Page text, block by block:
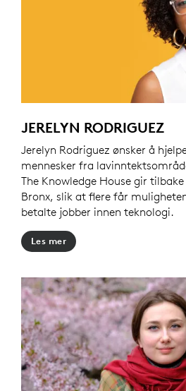
JERELYN RODRIGUEZ
Jerelyn Rodriguez ønsker å
mennesker fra
The Knowledge House gir
Bronx, slik at flere får
betalte jobber innen teknologi.
Les mer